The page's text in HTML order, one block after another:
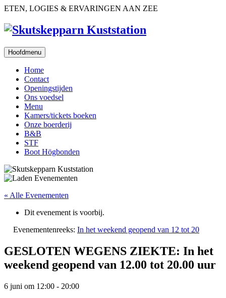
Ga
de
inhoud
ETEN, LOGIES & ERVARINGEN AAN ZEE
Hoofdmenu
Home
Contact
Openingstijden
Ons voedsel
Menu
Kamers/tickets boeken
Onze boerderij
B&B
STF
Boot Högbonden
« Alle Evenementen
Dit evenement is voorbij.
Evenementenreeks: In het weekend geopend van 12 tot 20
GESLOTEN WEGENS ZIEKTE: In het
weekend geopend van 12.00 tot 20.00 uur
6 juni om 12:00 - 20:00